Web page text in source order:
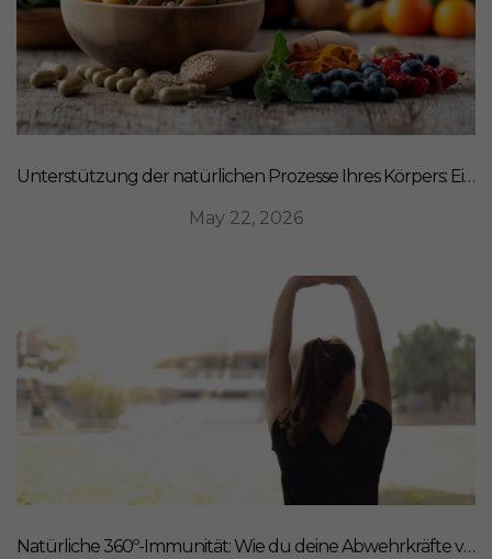
Unterstützung der natürlichen Prozesse Ihres Körpers: Ein ganzheitlicher Ansatz für Ernährung
May 22, 2026
Natürliche 360º-Immunität: Wie du deine Abwehrkräfte von innen stärkst